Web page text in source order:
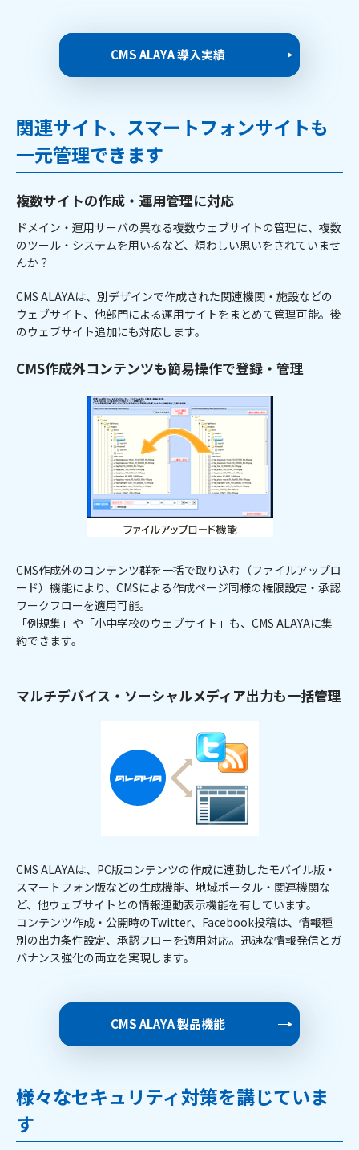
CMS ALAYA 導入実績
関連サイト、スマートフォンサイトも
一元管理できます
複数サイトの作成・運用管理に対応
ドメイン・運用サーバの異なる複数ウェブサイトの管理に、複数
のツール・システムを用いるなど、煩わしい思いをされていませ
んか？
CMS ALAYAは、別デザインで作成された関連機関・施設などの
ウェブサイト、他部門による運用サイトをまとめて管理可能。後
のウェブサイト追加にも対応します。
CMS作成外コンテンツも簡易操作で登録・管理
CMS作成外のコンテンツ群を一括で取り込む（ファイルアップロ
ード）機能により、CMSによる作成ページ同様の権限設定・承認
ワークフローを適用可能。
「例規集」や「小中学校のウェブサイト」も、CMS ALAYAに集
約できます。
マルチデバイス・ソーシャルメディア出力も一括管理
CMS ALAYAは、PC版コンテンツの作成に連動したモバイル版・
スマートフォン版などの生成機能、地域ポータル・関連機関な
ど、他ウェブサイトとの情報連動表示機能を有しています。
コンテンツ作成・公開時のTwitter、Facebook投稿は、情報種
別の出力条件設定、承認フローを適用対応。迅速な情報発信とガ
バナンス強化の両立を実現します。
CMS ALAYA 製品機能
様々なセキュリティ対策を講じていま
す